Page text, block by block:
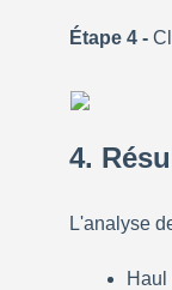
Étape 4 -
4.
L'analyse